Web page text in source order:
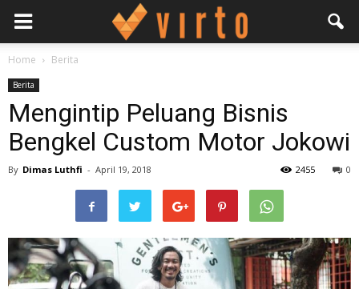
Home Berita
Berita
Mengintip Peluang Bisnis
Bengkel Custom Motor Jokowi
By Dimas Luthfi - April 19, 2018 0
2455